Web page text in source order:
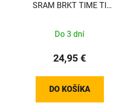
SRAM BRKT TIME TI
Do 3 dní
24,95 €
DO KOŠÍKA